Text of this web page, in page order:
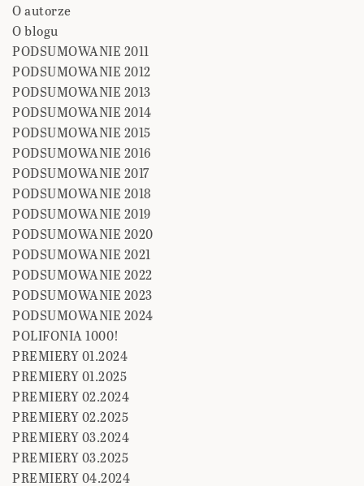
O autorze
O blogu
PODSUMOWANIE 2011
PODSUMOWANIE 2012
PODSUMOWANIE 2013
PODSUMOWANIE 2014
PODSUMOWANIE 2015
PODSUMOWANIE 2016
PODSUMOWANIE 2017
PODSUMOWANIE 2018
PODSUMOWANIE 2019
PODSUMOWANIE 2020
PODSUMOWANIE 2021
PODSUMOWANIE 2022
PODSUMOWANIE 2023
PODSUMOWANIE 2024
POLIFONIA 1000!
PREMIERY 01.2024
PREMIERY 01.2025
PREMIERY 02.2024
PREMIERY 02.2025
PREMIERY 03.2024
PREMIERY 03.2025
PREMIERY 04.2024